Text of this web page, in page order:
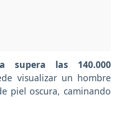
supera las 140.000
visualizar un hombre
piel oscura, caminando